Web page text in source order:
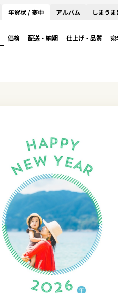
年賀状 / 寒中 アルバム しまうま
価格 配送・納期 仕上げ・品質 宛